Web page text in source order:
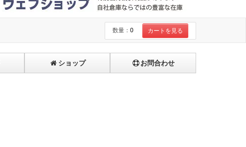
数量： 0 カートを見る
ショップ お問合わせ